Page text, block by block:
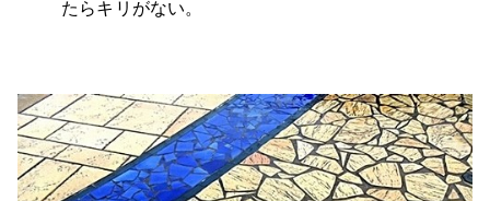
たらキリがない。